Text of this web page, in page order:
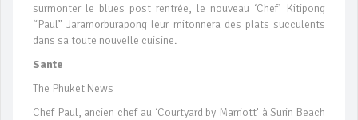
surmonter le blues post rentrée, le nouveau ‘Chef’ Kitipong
“Paul” Jaramorburapong leur mitonnera des plats succulents
dans sa toute nouvelle cuisine.
Sante
The Phuket News
Chef Paul, ancien chef au ‘Courtyard by Marriott’ à Surin Beach